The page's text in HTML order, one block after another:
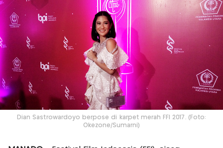
Dian Sastrowardoyo berpose di karpet merah FFI 2017. (Foto:
Okezone/Sumarni)